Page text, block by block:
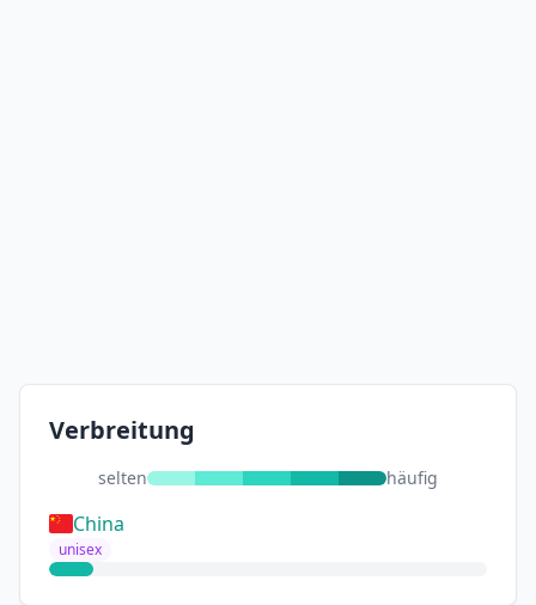
Verbreitung
selten häufig
China
unisex